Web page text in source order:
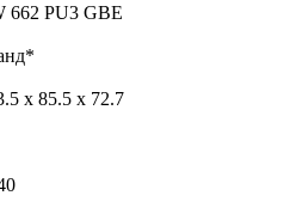
662 PU3 GBE
х 85.5 х 72.7